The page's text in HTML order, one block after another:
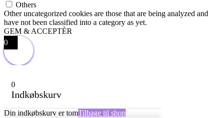
Others
Other uncategorized cookies are those that are being analyzed and
have not been classified into a category as yet.
GEM & ACCEPTÈR
0
0
Indkøbskurv
Din indkøbskurv er tomTilbage til shop